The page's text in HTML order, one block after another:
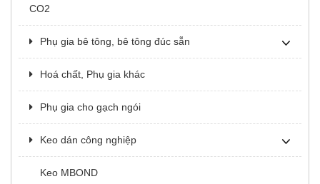
CO2
Phụ gia bê tông, bê tông đúc sẵn
Hoá chất, Phụ gia khác
Phụ gia cho gạch ngói
Keo dán công nghiệp
Keo MBOND